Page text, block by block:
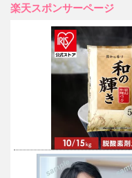
楽天スポンサーページ